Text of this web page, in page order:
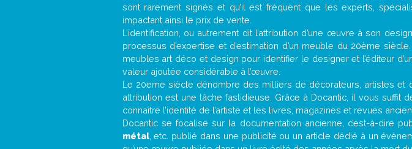
sont rarement signés et qu’il est fréquent que les experts,
impactant ainsi le prix de vente.
L’identification, ou autrement dit l’attribution d’une œuvre à son
processus d’expertise et d’estimation d’un meuble du 20ème
meubles art déco et design pour identifier le designer et l’éditeur
valeur ajoutée considérable à l’œuvre.
Le 20eme siècle dénombre des milliers de décorateurs, artistes et
attribution est une tâche fastidieuse. Grâce à Docantic, il vous
connaître l’identité de l’artiste et les livres, magazines et revues
Docantic se focalise sur la documentation ancienne, c’est-à-dire
métal, etc. publié dans une publicité ou un article dédié à un